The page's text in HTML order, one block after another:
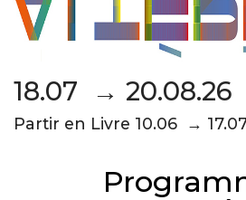
18.07 → 20.08.26
Partir en Livre 10.06 →